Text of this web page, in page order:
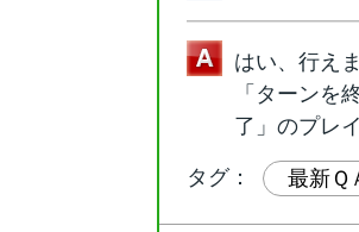
はい、行えま
「ターンを
了」のプレ
タグ： 最新Ｑ